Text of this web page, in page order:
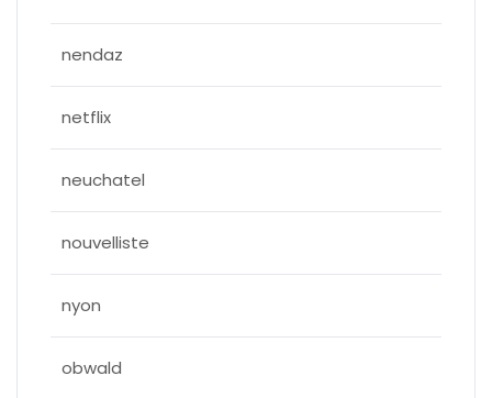
nendaz
netflix
neuchatel
nouvelliste
nyon
obwald